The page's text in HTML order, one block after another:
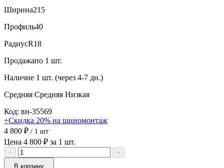
Ширина215
Профиль40
РадиусR18
Продажапо 1 шт.
Наличие 1 шт. (через 4-7 дн.)
Средняя Средняя Низкая
Код: вн-35569
+Скидка 20% на шиномонтаж
4 800 ₽ / 1 шт
Цена 4 800 ₽ за 1 шт.
−
+
В корзину